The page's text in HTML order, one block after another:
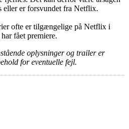
er forsvundet fra Netflix.
ofte er tilgængelige på Netflix i
fået premiere.
oplysninger og trailer er
for eventuelle fejl.